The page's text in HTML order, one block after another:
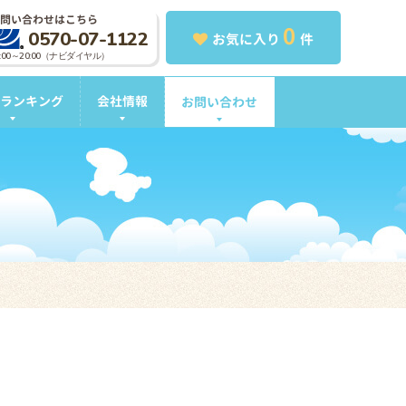
お気に入り 0 件
い合わせはこちら
0570-07-1122
～20:00（ナビダイヤル）
ンキング 会社情報 お問い合わせ